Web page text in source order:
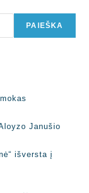
PAIEŠKA
Janušio
išversta į